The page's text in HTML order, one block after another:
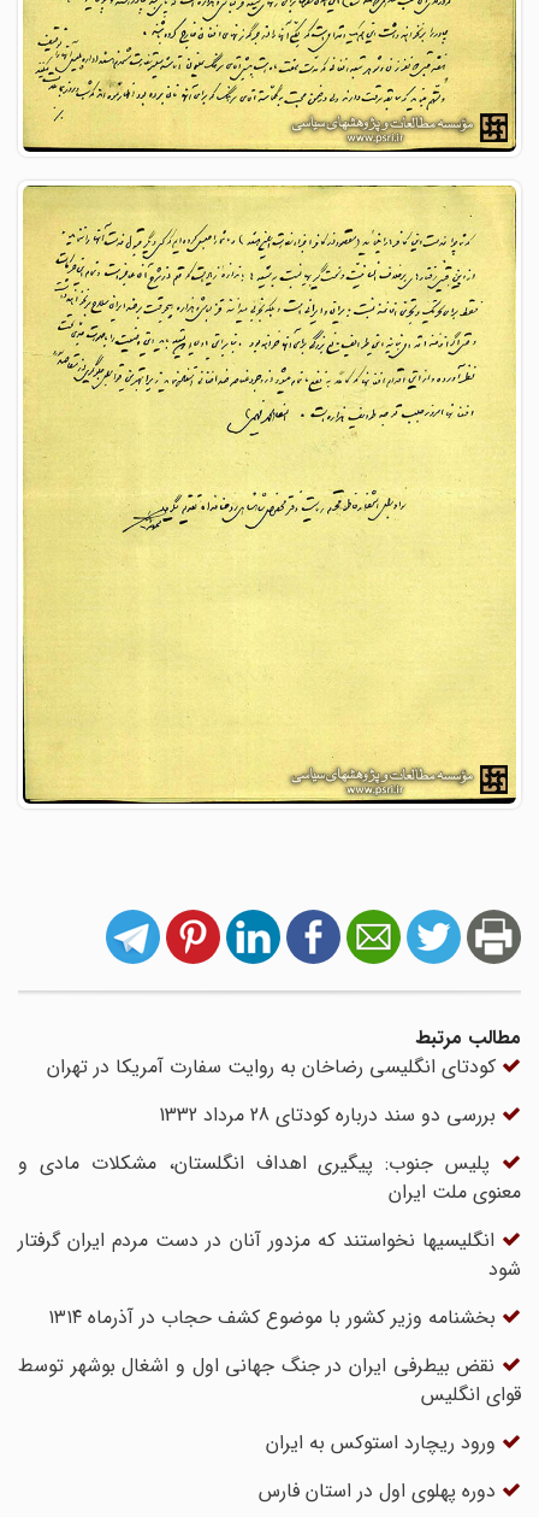
مطالب مرتبط
کودتای انگلیسی رضاخان به روایت سفارت آمریکا در تهران
بررسی دو سند درباره کودتای 28 مرداد 1332
پلیس جنوب: پیگیری اهداف انگلستان، مشکلات مادی و
معنوی ملت ایران
انگلیسیها نخواستند که مزدور آنان در دست مردم ایران گرفتار
شود
بخشنامه وزیر کشور با موضوع کشف حجاب در آذرماه ۱۳۱۴
نقض بیطرفی ایران در جنگ جهانی اول و اشغال بوشهر توسط
قوای انگلیس
ورود ریچارد استوکس به ایران
دوره پهلوی اول در استان فارس